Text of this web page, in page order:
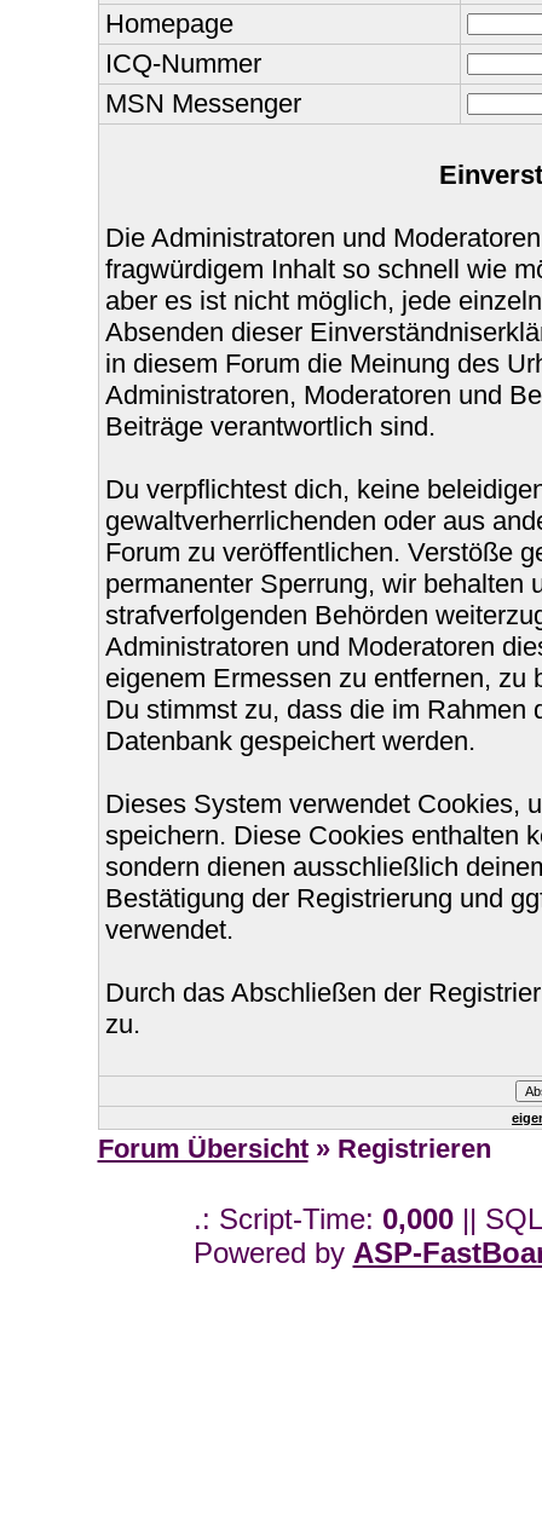
Homepage
ICQ-Nummer
MSN Messenger
Die Administratoren und
fragwürdigem Inhalt so schnell wie
aber es ist nicht möglich, jede
Absenden dieser
in diesem Forum die Meinung des
Administratoren, Moderatoren und
Beiträge verantwortlich sind.
Du verpflichtest dich, keine
gewaltverherrlichenden oder aus
Forum zu veröffentlichen. Verstöße
permanenter Sperrung, wir behalten
strafverfolgenden Behörden
Administratoren und Moderatoren
eigenem Ermessen zu entfernen, zu
Du stimmst zu, dass die im Rahmen
Datenbank gespeichert werden.
Dieses System verwendet Cookies,
speichern. Diese Cookies enthalten
sondern dienen ausschließlich
Bestätigung der Registrierung und
verwendet.
Durch das Abschließen der
zu.
Forum Übersicht» Registrieren
.: Script-Time: 0,000||
Powered by ASP-